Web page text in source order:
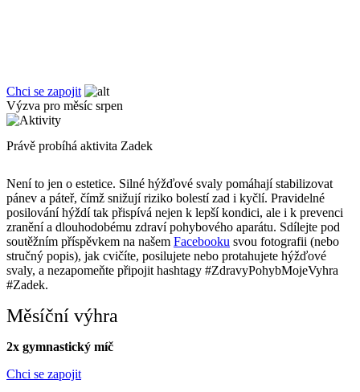
Chci se zapojit
Výzva pro měsíc srpen
Právě probíhá aktivita Zadek
Není to jen o estetice. Silné hýžďové svaly pomáhají stabilizovat
pánev a páteř, čímž snižují riziko bolestí zad i kyčlí. Pravidelné
posilování hýždí tak přispívá nejen k lepší kondici, ale i k prevenci
zranění a dlouhodobému zdraví pohybového aparátu. Sdílejte pod
soutěžním příspěvkem na našem Facebooku svou fotografii (nebo
stručný popis), jak cvičíte, posilujete nebo protahujete hýžďové
svaly, a nezapomeňte připojit hashtagy #ZdravyPohybMojeVyhra
#Zadek.
Měsíční výhra
2x gymnastický míč
Chci se zapojit